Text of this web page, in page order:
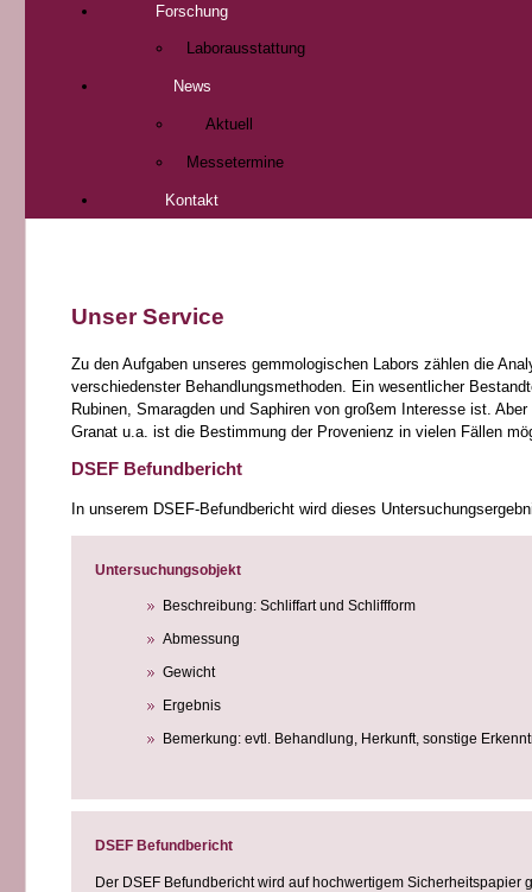
Forschung
Laborausstattung
News
Aktuell
Messetermine
Kontakt
Unser Service
Zu den Aufgaben unseres gemmologischen Labors zählen die
verschiedenster Behandlungsmethoden. Ein wesentlicher
Rubinen, Smaragden und Saphiren von großem Interesse ist.
Granat u.a. ist die Bestimmung der Provenienz in vielen Fällen
DSEF Befundbericht
In unserem DSEF-Befundbericht wird dieses
Untersuchungsobjekt
Beschreibung: Schliffart und Schliffform
Abmessung
Gewicht
Ergebnis
Bemerkung: evtl. Behandlung, Herkunft, sonstige
DSEF Befundbericht
Der DSEF Befundbericht wird auf hochwertigem